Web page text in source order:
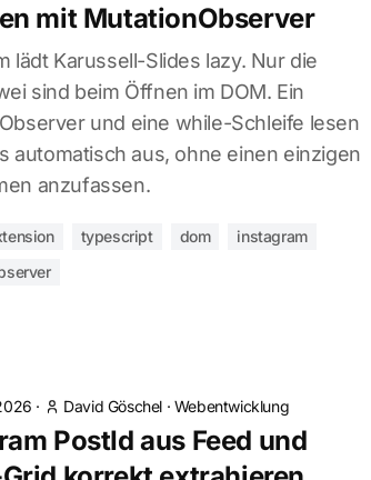
mit MutationObserver
lädt Karussell-Slides lazy. Nur die
sind beim Öffnen im DOM. Ein
und eine while-Schleife lesen
automatisch aus, ohne einen einzigen
anzufassen.
typescript dom
instagram
· David Göschel · Webentwicklung
PostId aus Feed und